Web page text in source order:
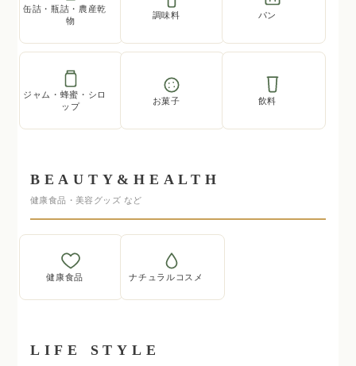
缶詰・瓶詰・農産乾
物
調味料 パン
ジャム・蜂蜜・シロ
ップ
お菓子 飲料
BEAUTY&HEALTH
健康食品・美容グッズ など
健康食品 ナチュラルコスメ
LIFE STYLE